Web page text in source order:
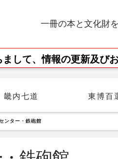
一冊の本と文化財
して、情報の更新及び
畿内七道 東博百
ンター・鉄砲館